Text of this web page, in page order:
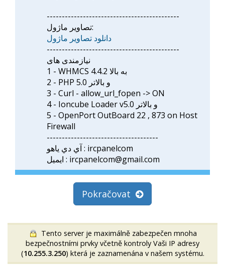
--------------------------------------------
تصاوير ماژول:
دانلود تصاوير ماژول
--------------------------------------------
نیازمندی های
1 - WHMCS 4.4.2 به بالا
2 - PHP 5.0 و بالاتر
3 - Curl - allow_url_fopen -> ON
4 - Ioncube Loader v5.0 و بالاتر
5 - OpenPort OutBoard 22 , 873 on Host
Firewall
-------------------------------------
آي دي ياهو : ircpanelcom
ايميل : ircpanelcom@gmail.com
Pokračovat
Tento server je maximálně zabezpečen mnoha
bezpečnostními prvky včetně kontroly Vaši IP adresy
(10.255.3.250) která je zaznamenána v našem systému.